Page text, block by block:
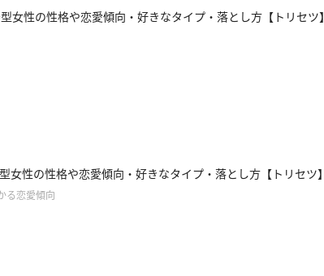
女性の性格や恋愛傾向・好きなタイプ・落とし方【トリセツ】
女性の性格や恋愛傾向・好きなタイプ・落とし方【トリセツ】
る恋愛傾向